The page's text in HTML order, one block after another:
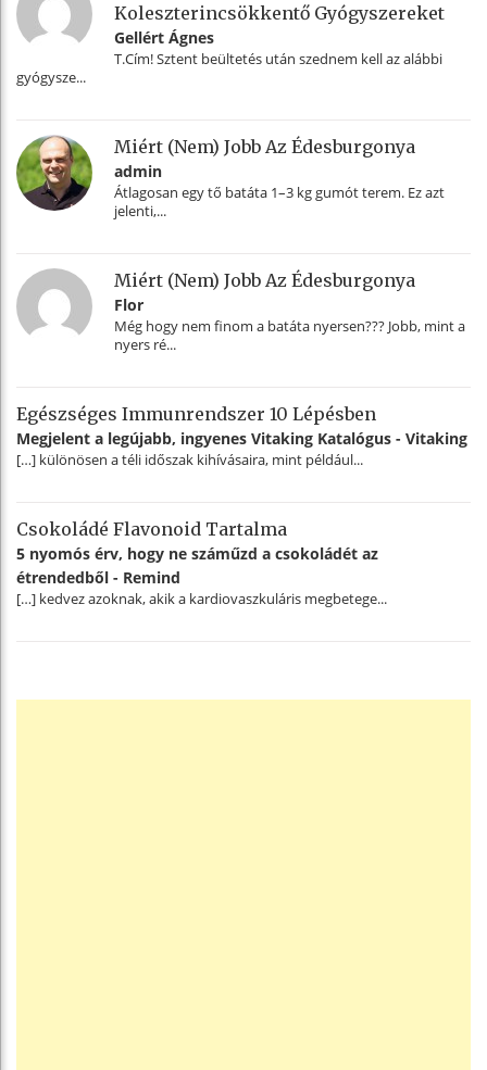
Koleszterincsökkentő Gyógyszereket
Gellért Ágnes
T.Cím! Sztent beültetés után szednem kell az alábbi
gyógysze...
Miért (nem) Jobb Az Édesburgonya
admin
Átlagosan egy tő batáta 1–3 kg gumót terem. Ez azt
jelenti,...
Miért (nem) Jobb Az Édesburgonya
Flor
Még hogy nem finom a batáta nyersen??? Jobb, mint a
nyers ré...
Egészséges Immunrendszer 10 Lépésben
Megjelent a legújabb, ingyenes Vitaking Katalógus - Vitaking
[…] különösen a téli időszak kihívásaira, mint például...
Csokoládé Flavonoid Tartalma
5 nyomós érv, hogy ne száműzd a csokoládét az
étrendedből - Remind
[…] kedvez azoknak, akik a kardiovaszkuláris megbetege...